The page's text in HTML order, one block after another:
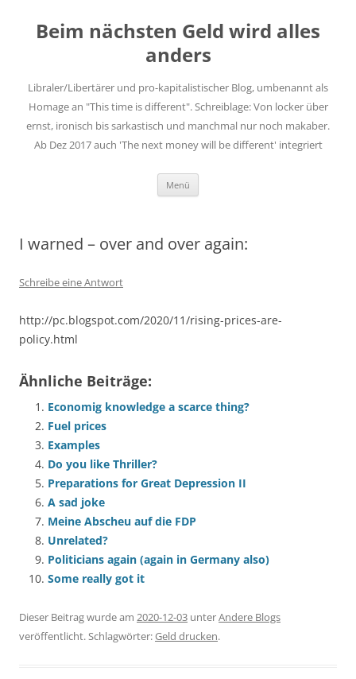
springen
Beim nächsten Geld wird alles
anders
Libraler/Libertärer und pro-kapitalistischer Blog, umbenannt als
Homage an "This time is different". Schreiblage: Von locker über
ernst, ironisch bis sarkastisch und manchmal nur noch makaber.
Ab Dez 2017 auch 'The next money will be different' integriert
Menü
I warned – over and over again:
Schreibe eine Antwort
http://pc.blogspot.com/2020/11/rising-prices-are-
policy.html
Ähnliche Beiträge:
Economig knowledge a scarce thing?
Fuel prices
Examples
Do you like Thriller?
Preparations for Great Depression II
A sad joke
Meine Abscheu auf die FDP
Unrelated?
Politicians again (again in Germany also)
Some really got it
Dieser Beitrag wurde am 2020-12-03 unterAndere Blogs
veröffentlicht. Schlagwörter:Geld drucken.